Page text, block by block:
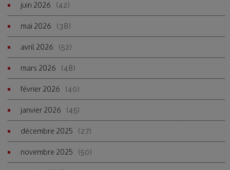
juin 2026 (42)
mai 2026 (38)
avril 2026 (52)
mars 2026 (48)
février 2026 (40)
janvier 2026 (45)
décembre 2025 (27)
novembre 2025 (50)